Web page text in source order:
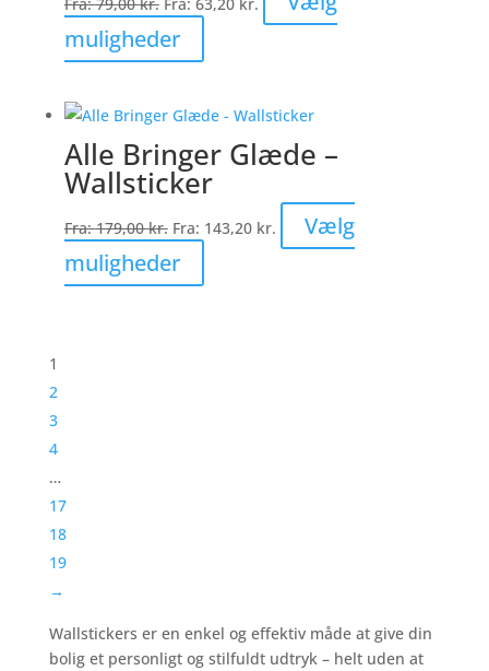
vælges
varesiden
muligheder
vare
flere
varianter.
Mulighederne
vælges
varesiden
Alle Bringer Glæde –
Wallsticker
Fra:179,00kr. Fra: 143,20 kr.
Vælg
muligheder
vare
1
2
3
4
…
17
18
19
→
Wallstickers er en enkel og effektiv måde at give din
bolig et personligt og stilfuldt udtryk – helt uden at